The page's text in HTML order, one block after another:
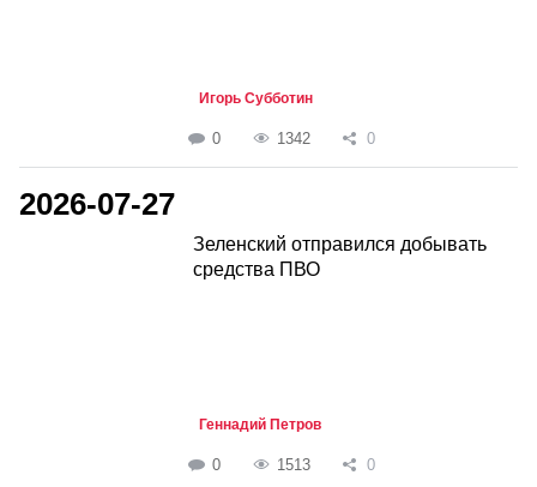
Игорь Субботин
0 1342 0
2026-07-27
Зеленский отправился добывать
средства ПВО
Геннадий Петров
0 1513 0